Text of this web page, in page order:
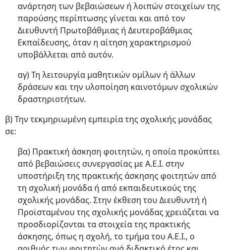
ανάρτηση των βεβαιώσεων ή λοιπών στοιχείων της
παρούσης περίπτωσης γίνεται και από τον
Διευθυντή Πρωτοβάθμιας ή Δευτεροβάθμιας
Εκπαίδευσης, όταν η αίτηση χαρακτηρισμού
υποβάλλεται από αυτόν.
αγ) Τη λειτουργία μαθητικών ομίλων ή άλλων
δράσεων και την υλοποίηση καινοτόμων σχολικών
δραστηριοτήτων.
β) Την τεκμηριωμένη εμπειρία της σχολικής μονάδας
σε:
βα) Πρακτική άσκηση φοιτητών, η οποία προκύπτει
από βεβαιώσεις συνεργασίας με Α.Ε.Ι. στην
υποστήριξη της πρακτικής άσκησης φοιτητών από
τη σχολική μονάδα ή από εκπαιδευτικούς της
σχολικής μονάδας. Στην έκθεση του Διευθυντή ή
Προϊσταμένου της σχολικής μονάδας χρειάζεται να
προσδιορίζονται τα στοιχεία της πρακτικής
άσκησης, όπως η σχολή, το τμήμα του Α.Ε.Ι., ο